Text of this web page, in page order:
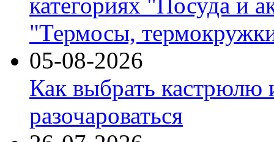
"Термосы,
05-08-2026
Как выбрать кастрюлю
разочароваться